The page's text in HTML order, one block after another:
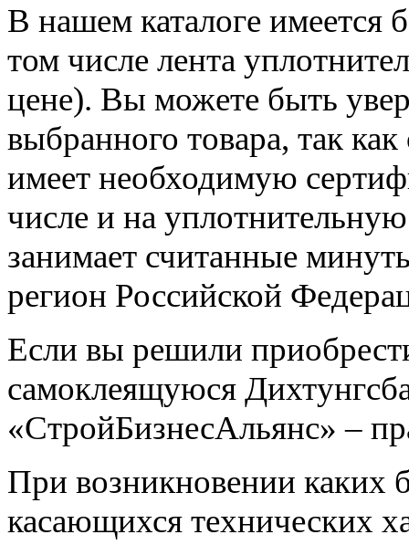
В нашем каталоге имеется
том числе лента
цене). Вы можете быть
выбранного товара, так
имеет необходимую
числе и на
занимает считанные
регион Российской
Если вы решили
самоклеящуюся
«СтройБизнесАльянс» –
При возникновении каких
касающихся технических